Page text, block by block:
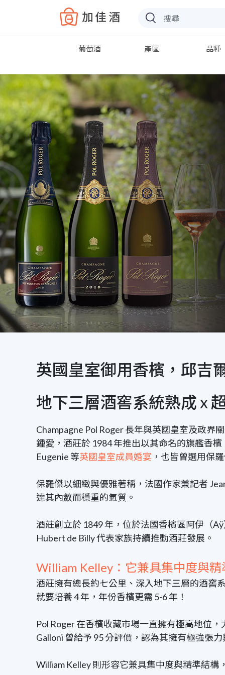
Baccus
葡萄酒 產區 品種
英國皇室御用香檳，邱吉
地下三層酒窖系統熟成 x
Champagne Pol Roger 長年與英國皇室及政
鍾愛，酒莊於 1984 年推出以其命名的旗艦香
Eugenie 等英國皇室成員婚宴 ，也皆曾選用保
保羅傑以細緻與優雅著稱，法國作家兼記者
達其內斂而穩重的氣質。
酒莊創立於 1849 年，位於法國香檳區阿伊（
Hubert de Billy 代表家族持續推動酒莊發展。
William Kelley：它兼具集中度與精
酒莊擁有總長約七公里、深入地下三層的酒窖
就要培養 4 年，年份香檳更需 5-6 年！
Pol Roger 在香檳收藏市場一直擁有極高地位
Galloni 曾給予 95 分評價，認為其擁有極強張
William Kelley 則形容它兼具集中度與精準結